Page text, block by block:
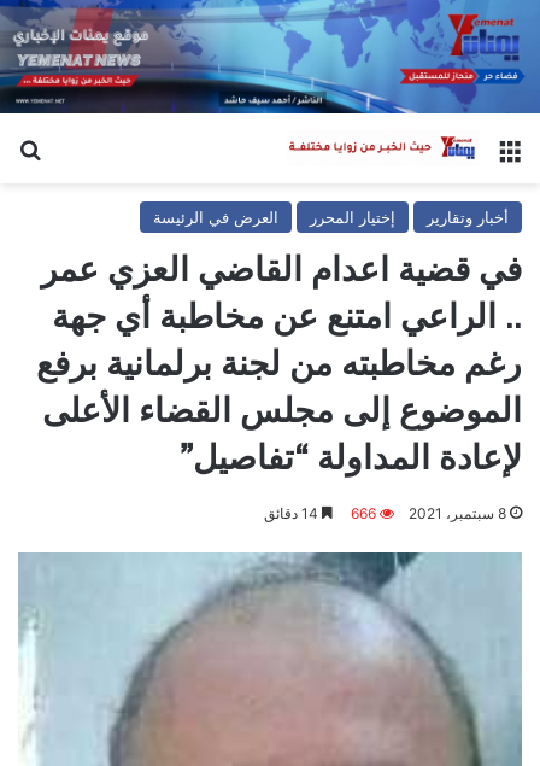
القائمة
أخبار وتقارير إختيار المحرر العرض في الرئيسة
في قضية اعدام القاضي العزي عمر
.. الراعي امتنع عن مخاطبة أي جهة
رغم مخاطبته من لجنة برلمانية برفع
الموضوع إلى مجلس القضاء الأعلى
لإعادة المداولة “تفاصيل”
8 سبتمبر، 2021 666